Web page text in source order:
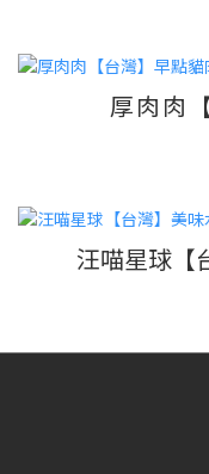
厚肉肉
汪喵星球【